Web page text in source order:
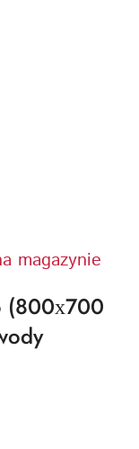
magazynie
(800х700